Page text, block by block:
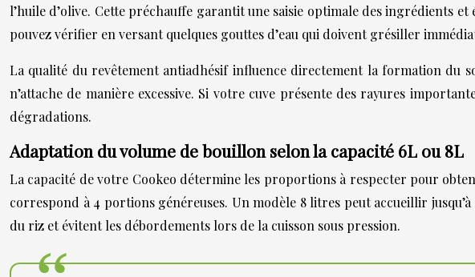
l’huile d’olive. Cette préchauffe garantit une saisie optimale des ingrédients
pouvez vérifier en versant quelques gouttes d’eau qui doivent grésiller
La qualité du revêtement antiadhésif influence directement la formation du
n’attache de manière excessive. Si votre cuve présente des rayures
dégradations.
Adaptation du volume de bouillon selon la capacité 6L ou 8L
La capacité de votre Cookeo détermine les proportions à respecter pour
correspond à 4 portions généreuses. Un modèle 8 litres peut accueillir
du riz et évitent les débordements lors de la cuisson sous pression.